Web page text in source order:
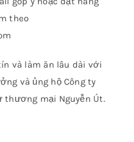
theo
và làm ăn lâu dài với
và ủng hộ Công ty
mại Nguyễn Út.